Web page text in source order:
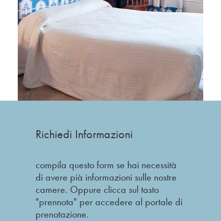
Richiedi Informazioni
compila questo form se hai necessità
di avere pià informazioni sulle nostre
camere. Oppure clicca sul tasto
"prennota" per accedere al portale di
prenotazione.